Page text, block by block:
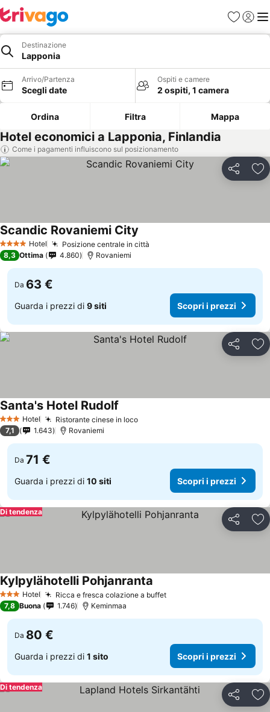
PreferitiAccedi
Destinazione
Lapponia
Arrivo/Partenza
Scegli date
Ospiti e camere
2 ospiti, 1 camera
Ordina Filtra Mappa
Hotel economici a Lapponia, Finlandia
Come i pagamenti influiscono sul posizionamento
Condividi
4 Stelle Hotel Posizione centrale in città
Scandic Rovaniemi City
8,3 Ottima 4.860 Rovaniemi
Da 63 €
Guarda i prezzi di 9 siti Scopri i prezzi
Condividi
3 StelleHotel Ristorante cinese in loco
Santa's Hotel Rudolf
7,1 1.643 Rovaniemi
Da 71 €
Guarda i prezzi di 10 siti Scopri i prezzi
Condividi
Di tendenza
3 StelleHotel Ricca e fresca colazione a buffet
Kylpylähotelli Pohjanranta
7,8 Buona 1.746 Keminmaa
Da 80 €
Guarda i prezzi di 1 sito Scopri i prezzi
Condividi
Di tendenza